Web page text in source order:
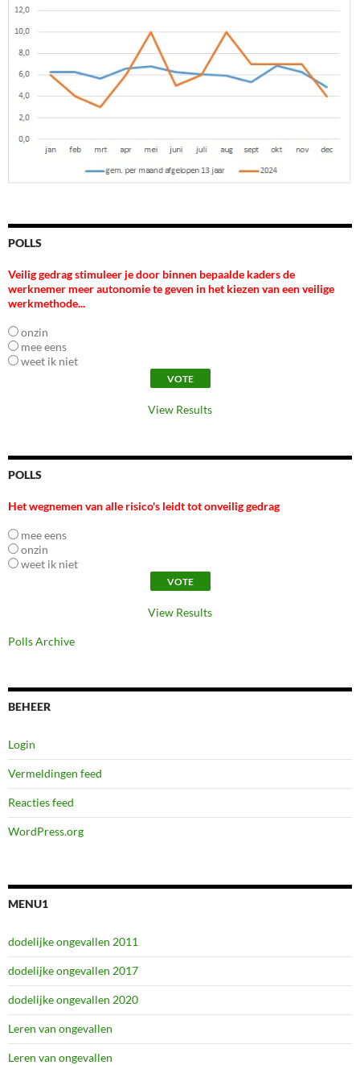
POLLS
Veilig gedrag stimuleer je door binnen bepaalde kaders de
werknemer meer autonomie te geven in het kiezen van een veilige
werkmethode...
onzin
mee eens
weet ik niet
View Results
POLLS
Het wegnemen van alle risico's leidt tot onveilig gedrag
mee eens
onzin
weet ik niet
View Results
Polls Archive
BEHEER
Login
Vermeldingen feed
Reacties feed
WordPress.org
MENU1
dodelijke ongevallen 2011
dodelijke ongevallen 2017
dodelijke ongevallen 2020
Leren van ongevallen
Leren van ongevallen